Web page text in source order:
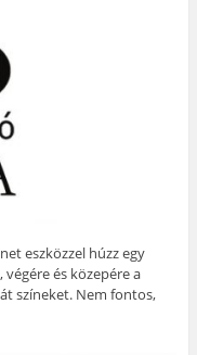
eszközzel húzz egy
és közepére a
színeket. Nem fontos,